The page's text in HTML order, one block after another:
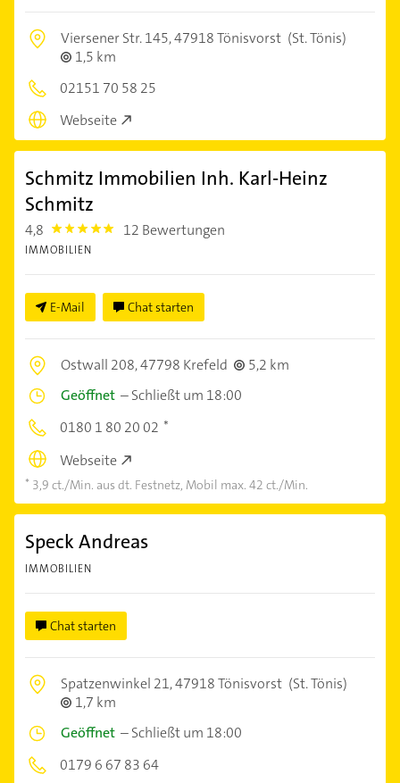
Viersener Str. 145,47918 Tönisvorst (St. Tönis)
1,5 km
02151 70 58 25
Webseite
Schmitz Immobilien Inh. Karl-Heinz
Schmitz
4,8 4.8 12 Bewertungen
IMMOBILIEN
E-Mail Chat starten
Ostwall 208,47798 Krefeld
5,2 km
Geöffnet –Schließt um 18:00
0180 1 80 20 02
Webseite
3,9 ct./Min. aus dt. Festnetz, Mobil max. 42 ct./Min.
Speck Andreas
IMMOBILIEN
Chat starten
Spatzenwinkel 21,47918 Tönisvorst (St. Tönis)
1,7 km
Geöffnet –Schließt um 18:00
0179 6 67 83 64